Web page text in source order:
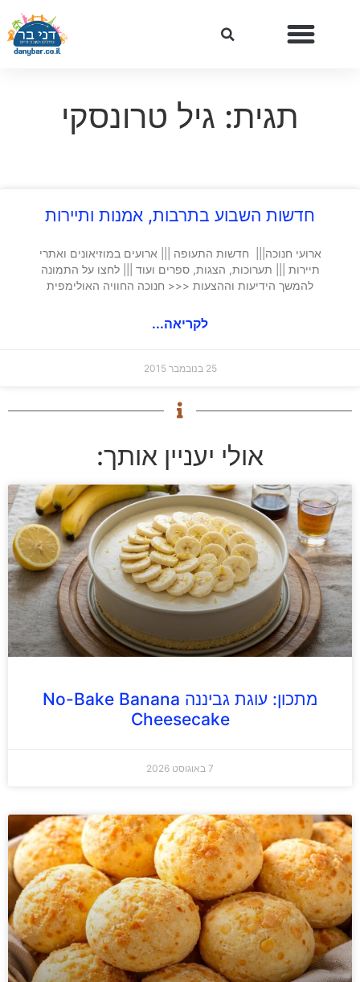
תגית: גיל טרונסקי
חדשות השבוע בתרבות, אמנות ותיירות
ארועי חנוכה||| חדשות התעופה ||| ארועים במוזיאונים ואתרי
תיירות ||| תערוכות, הצגות, ספרים ועוד ||| לחצו על התמונה
להמשך הידיעות וההצעות <<< חנוכה החוויה האולימפית
לקריאה...
25 בנובמבר 2015
אולי יעניין אותך:
מתכון: עוגת גביננה No-Bake Banana
Cheesecake
7 באוגוסט 2026